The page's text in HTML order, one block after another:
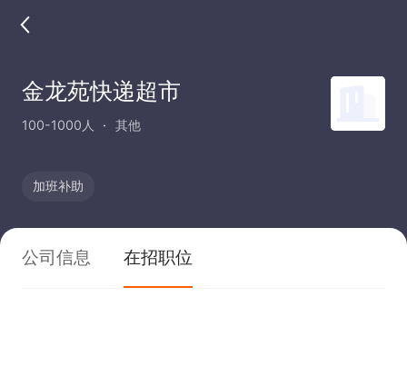
金龙苑快递超市
100-1000人 其他
加班补助
公司信息 在招职位